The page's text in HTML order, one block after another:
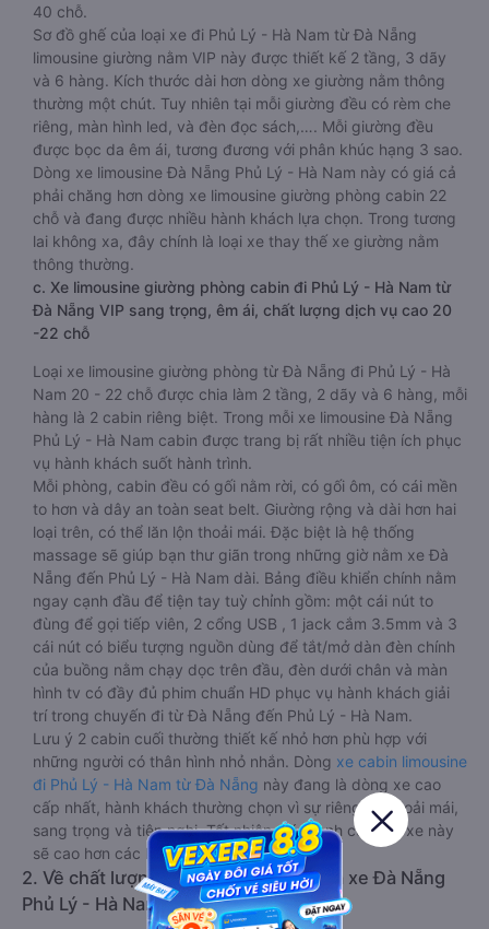
40 chỗ.
Sơ đồ ghế của loại xe đi Phủ Lý - Hà Nam từ Đà Nẵng
limousine giường nằm VIP này được thiết kế 2 tầng, 3 dãy
và 6 hàng. Kích thước dài hơn dòng xe giường nằm thông
thường một chút. Tuy nhiên tại mỗi giường đều có rèm che
riêng, màn hình led, và đèn đọc sách,…. Mỗi giường đều
được bọc da êm ái, tương đương với phân khúc hạng 3 sao.
Dòng xe limousine Đà Nẵng Phủ Lý - Hà Nam này có giá cả
phải chăng hơn dòng xe limousine giường phòng cabin 22
chỗ và đang được nhiều hành khách lựa chọn. Trong tương
lai không xa, đây chính là loại xe thay thế xe giường nằm
thông thường.
c. Xe limousine giường phòng cabin đi Phủ Lý - Hà Nam từ
Đà Nẵng VIP sang trọng, êm ái, chất lượng dịch vụ cao 20
-22 chỗ
Loại xe limousine giường phòng từ Đà Nẵng đi Phủ Lý - Hà
Nam 20 - 22 chỗ được chia làm 2 tầng, 2 dãy và 6 hàng, mỗi
hàng là 2 cabin riêng biệt. Trong mỗi xe limousine Đà Nẵng
Phủ Lý - Hà Nam cabin được trang bị rất nhiều tiện ích phục
vụ hành khách suốt hành trình.
Mỗi phòng, cabin đều có gối nằm rời, có gối ôm, có cái mền
to hơn và dây an toàn seat belt. Giường rộng và dài hơn hai
loại trên, có thể lăn lộn thoải mái. Đặc biệt là hệ thống
massage sẽ giúp bạn thư giãn trong những giờ nằm xe Đà
Nẵng đến Phủ Lý - Hà Nam dài. Bảng điều khiển chính nằm
ngay cạnh đầu để tiện tay tuỳ chỉnh gồm: một cái nút to
đùng để gọi tiếp viên, 2 cổng USB , 1 jack cắm 3.5mm và 3
cái nút có biểu tượng nguồn dùng để tắt/mở dàn đèn chính
của buồng nằm chạy dọc trên đầu, đèn dưới chân và màn
hình tv có đầy đủ phim chuẩn HD phục vụ hành khách giải
trí trong chuyến đi từ Đà Nẵng đến Phủ Lý - Hà Nam.
Lưu ý 2 cabin cuối thường thiết kế nhỏ hơn phù hợp với
những người có thân hình nhỏ nhắn. Dòng xe cabin limousine
đi Phủ Lý - Hà Nam từ Đà Nẵng này đang là dòng xe cao
cấp nhất, hành khách thường chọn vì sự riêng tư, thoải mái,
sang trọng và tiện nghi. Tất nhiên giá thành của loại xe này
sẽ cao hơn các loại khác.
2. Về chất lượng, review, đánh giá nhà xe Đà Nẵng
Phủ Lý - Hà Nam limousine